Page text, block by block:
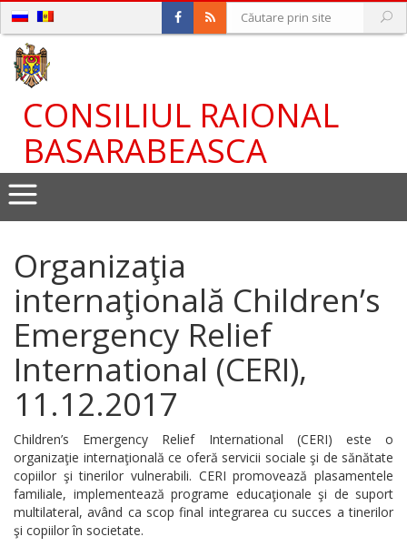
CONSILIUL RAIONAL
BASARABEASCA
Оrganizaţiа
internaţională Children’s
Emergency Relief
International (CERI),
11.12.2017
Children’s Emergency Relief International (CERI) este o
organizaţie internaţională ce oferă servicii sociale şi de sănătate
copiilor şi tinerilor vulnerabili. CERI promovează plasamentele
familiale, implementează programe educaţionale şi de suport
multilateral, având ca scop final integrarea cu succes a tinerilor
şi copiilor în societate.